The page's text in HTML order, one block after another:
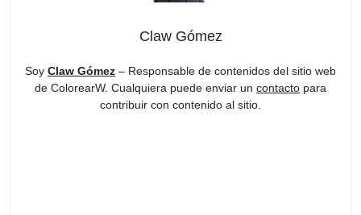
Claw Gómez
Soy Claw Gómez – Responsable de contenidos del sitio web
de ColorearW. Cualquiera puede enviar un contacto para
contribuir con contenido al sitio.